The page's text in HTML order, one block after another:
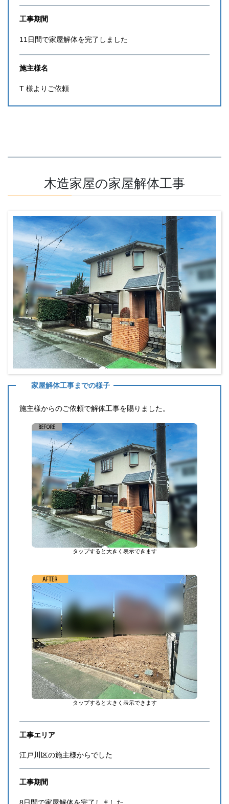
工事期間
11日間で家屋解体を完了しました
施主様名
T 様よりご依頼
木造家屋の家屋解体工事
家屋解体工事までの様子
施主様からのご依頼で解体工事を賜りました。
タップすると大きく表示できます
タップすると大きく表示できます
工事エリア
江戸川区の施主様からでした
工事期間